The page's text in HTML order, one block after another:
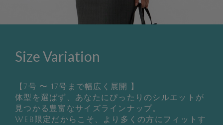
Size Variation
【7号 〜 17号まで幅広く展開 】
体型を選ばず、あなたにぴったりのシルエットが
見つかる豊富なサイズラインナップ。
WEB限定だからこそ、より多くの方にフィットす